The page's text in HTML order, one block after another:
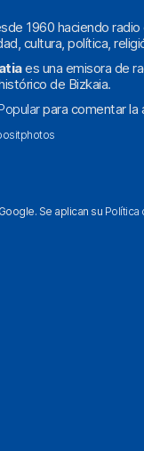
1960 haciendo
cultura, política,
es una emisora de
de Bizkaia.
para comentar la
Se aplican su Política